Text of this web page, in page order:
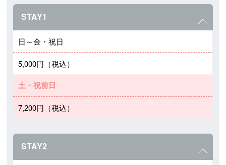
STAY1
日～金・祝日
5,000円（税込）
土・祝前日
7,200円（税込）
STAY2